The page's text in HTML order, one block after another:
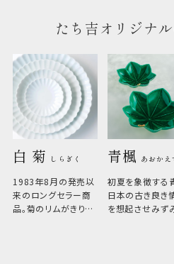
たち吉オリジナ
白 菊 しらぎく
1983年8月の発売以
来のロングセラー商
品。菊のリムがきりっ
青楓 あおかえ
初夏を象徴する
日本の古き良き
を想起させみず